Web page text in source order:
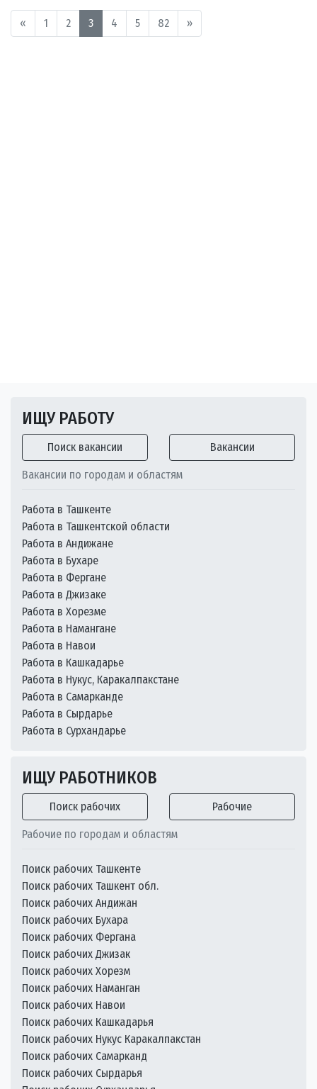
« 1 2 3 4 5 82 »
ИЩУ РАБОТУ
Поиск вакансии Вакансии
Вакансии по городам и областям
Работа в Ташкенте
Работа в Ташкентской области
Работа в Андижане
Работа в Бухаре
Работа в Фергане
Работа в Джизаке
Работа в Хорезме
Работа в Намангане
Работа в Навои
Работа в Кашкадарье
Работа в Нукус, Каракалпакстане
Работа в Самарканде
Работа в Сырдарье
Работа в Сурхандарье
ИЩУ РАБОТНИКОВ
Поиск рабочих Рабочие
Рабочие по городам и областям
Поиск рабочих Ташкенте
Поиск рабочих Ташкент обл.
Поиск рабочих Андижан
Поиск рабочих Бухара
Поиск рабочих Фергана
Поиск рабочих Джизак
Поиск рабочих Хорезм
Поиск рабочих Наманган
Поиск рабочих Навои
Поиск рабочих Кашкадарья
Поиск рабочих Нукус Каракалпакстан
Поиск рабочих Самарканд
Поиск рабочих Сырдарья